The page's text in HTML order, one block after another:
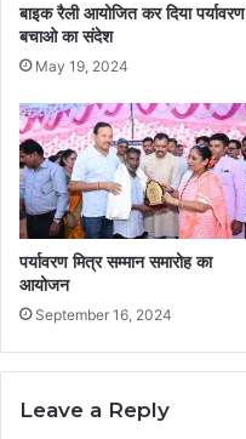
बाइक रैली आयोजित कर दिया पर्यावरण
बचाओ का संदेश
May 19, 2024
पर्यावरण मित्र सम्मान समारोह का
आयोजन
September 16, 2024
Leave a Reply